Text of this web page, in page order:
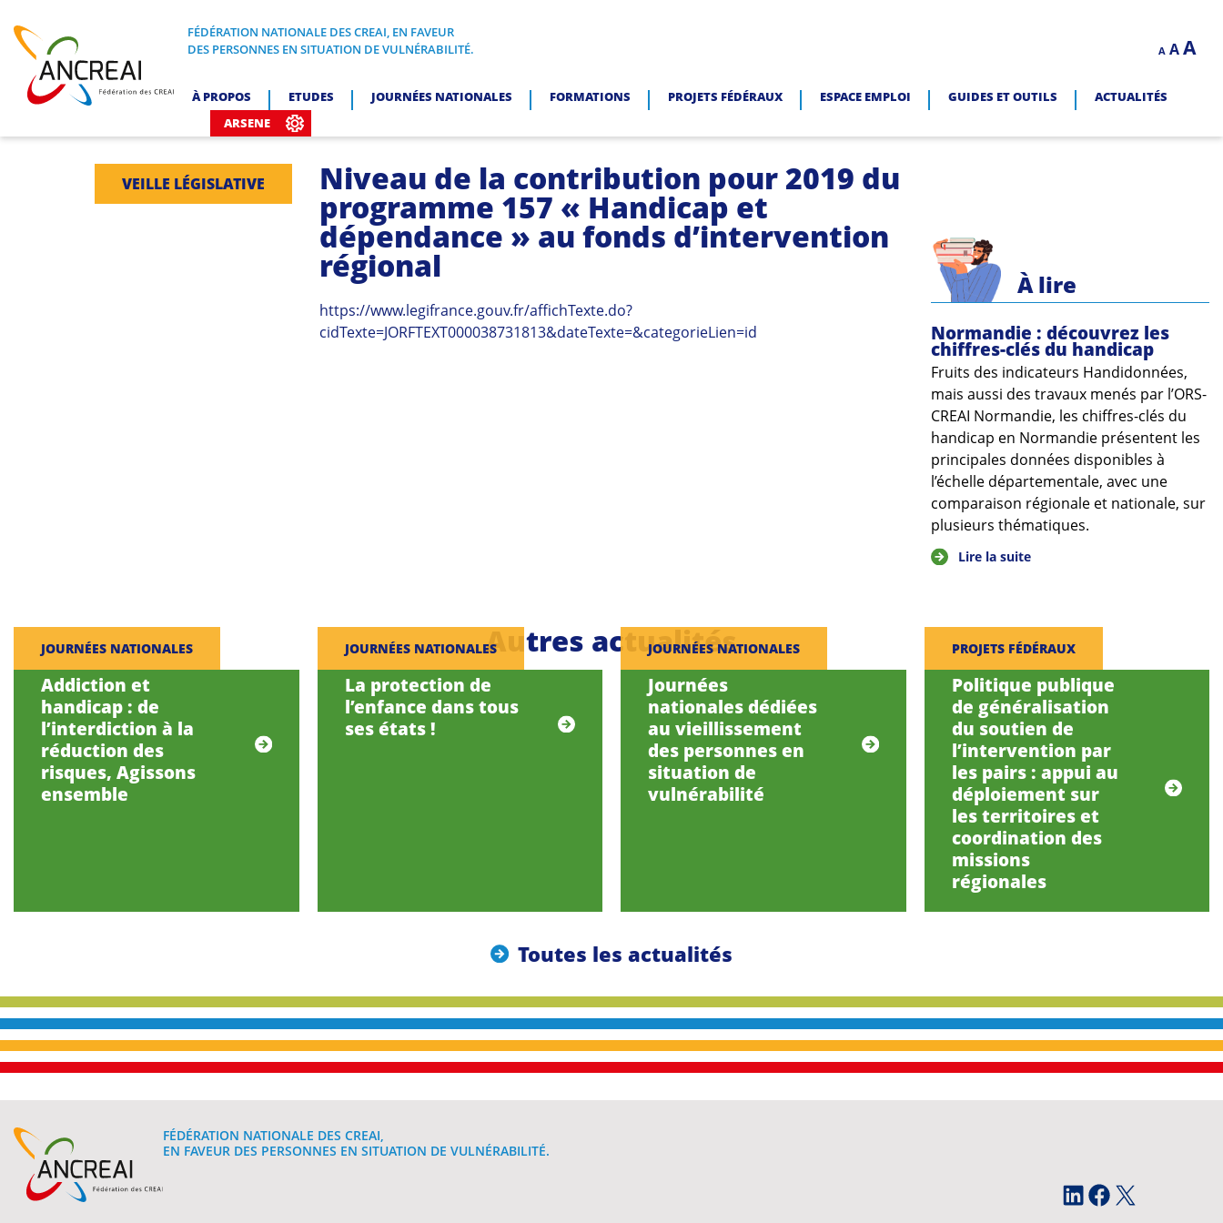
content
ANCREAI
FÉDÉRATION NATIONALE DES CREAI, EN FAVEUR DES PERSONNES EN SITUATION DE VULNÉRABILITÉ.
FÉDÉRATION NATIONALE DES CREAI, EN FAVEUR
DES PERSONNES EN SITUATION DE VULNÉRABILITÉ.
A
Decrease
font
A Reset
A
À PROPOS ETUDES JOURNÉES NATIONALES FORMATIONS PROJETS FÉDÉRAUX ESPACE EMPLOI GUIDES ET OUTILS
ACTUALITÉS
ARSENE
VEILLE LÉGISLATIVE Niveau de la contribution pour 2019 du
programme 157 « Handicap et
dépendance » au fonds d’intervention
régional
https://www.legifrance.gouv.fr/affichTexte.do?
cidTexte=JORFTEXT000038731813&dateTexte=&categorieLien=id
À lire
Normandie : découvrez les
chiffres-clés du handicap
Fruits des indicateurs Handidonnées,
mais aussi des travaux menés par l’ORS-
CREAI Normandie, les chiffres-clés du
handicap en Normandie présentent les
principales données disponibles à
l’échelle départementale, avec une
comparaison régionale et nationale, sur
plusieurs thématiques.
Lire la suite
Autres actualités
JOURNÉES NATIONALES
Addiction et
handicap : de
l’interdiction à la
réduction des
risques, Agissons
ensemble
JOURNÉES NATIONALES
La protection de
l’enfance dans tous
ses états !
JOURNÉES NATIONALES
Journées
nationales dédiées
au vieillissement
des personnes en
situation de
vulnérabilité
PROJETS FÉDÉRAUX
Politique publique
de généralisation
du soutien de
l’intervention par
les pairs : appui au
déploiement sur
les territoires et
coordination des
missions
régionales
Toutes les actualités
FÉDÉRATION NATIONALE DES CREAI,
EN FAVEUR DES PERSONNES EN SITUATION DE VULNÉRABILITÉ.
LinkedIn Facebook X